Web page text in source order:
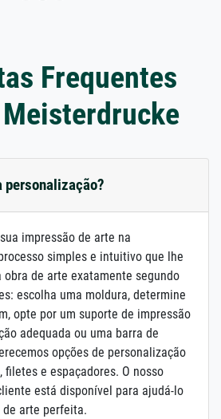
Frequentes
personalização?
impressão de arte na
simples e intuitivo que lhe
de arte exatamente segundo
escolha uma moldura, determine
opte por um suporte de impressão
adequada ou uma barra de
opções de personalização
filetes e espaçadores. O nosso
está disponível para ajudá-lo
arte perfeita.